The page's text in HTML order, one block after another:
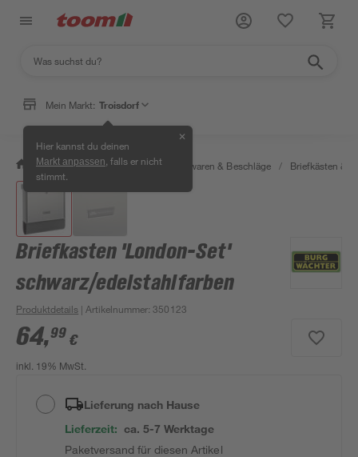
Mein Markt: Troisdorf
Hier kannst du deinen
Markt anpassen , falls er nicht
stimmt.
✕
/ Werkstatt & Maschinen / Eisenwaren & Beschläge / Briefkästen &
Briefkasten 'London-Set'
schwarz/edelstahlfarben
Produktdetails | Artikelnummer:350123
64,99 €
inkl. 19% MwSt.
Lieferung nach Hause
Lieferzeit: ca. 5-7 Werktage
Paketversand für diesen Artikel